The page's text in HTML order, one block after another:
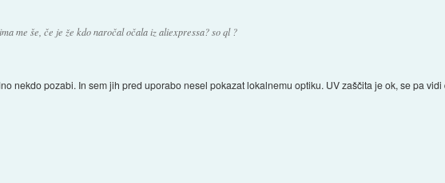
me še, če je že kdo naročal očala iz aliexpressa? so ql ?
nekdo pozabi. In sem jih pred uporabo nesel pokazat lokalnemu optiku. UV zaščita je ok, se pa vidi